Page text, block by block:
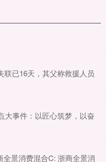
联已16天，其父称救援人员
大事件：以匠心筑梦，以奋
景消费混合C: 浙商全景消